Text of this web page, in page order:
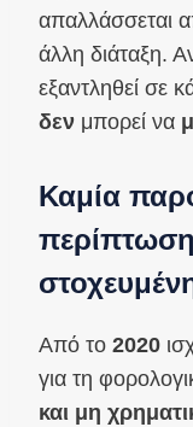
απαλλάσσεται
άλλη διάταξη.
εξαντληθεί σε
δεν μπορεί να
Καμία
Από το 2020
για τη
και μη